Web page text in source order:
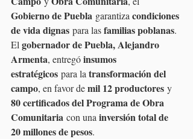
Gobierno de Puebla garantiza condiciones
de vida dignas para las familias poblanas.
El gobernador de Puebla, Alejandro
Armenta, entregó insumos
estratégicos para la transformación del
campo, en favor de mil 12 productores y
80 certificados del Programa de Obra
Comunitaria con una inversión total de
20 millones de pesos.